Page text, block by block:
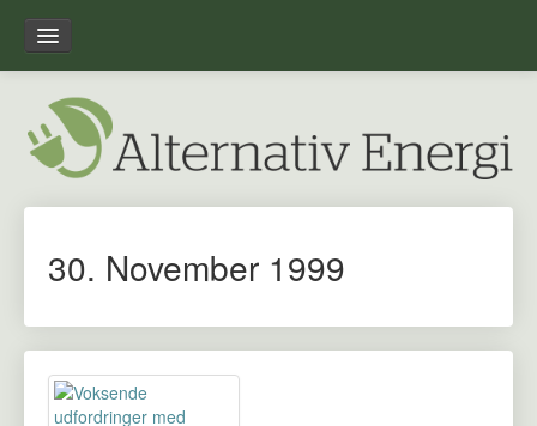
Forside
Leksikon
Om alternativ-energi.dk
30. November 1999